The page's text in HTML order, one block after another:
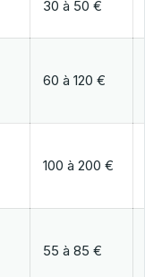
30 à 50 €
60 à 120 €
100 à 200 €
55 à 85 €